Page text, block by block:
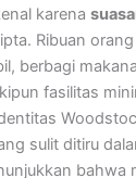
karena
Ribuan
berbagi
fasilitas
sulit ditiru
bahwa